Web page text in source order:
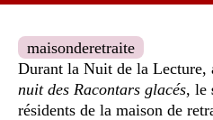
maisonderetraite
Durant la Nuit de la Lecture,
nuit des Racontars glacés, le
résidents de la maison de